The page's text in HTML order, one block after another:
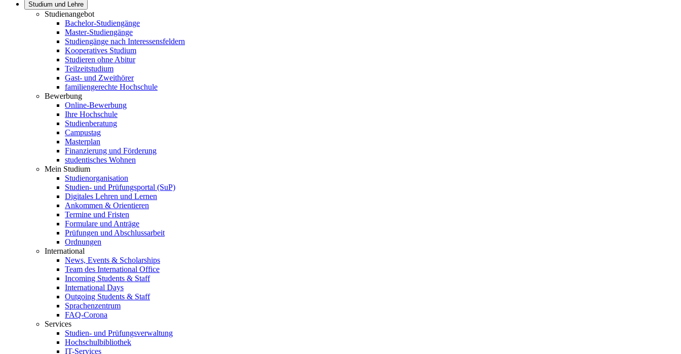
Studium und Lehre
Studienangebot
Bachelor-Studiengänge
Master-Studiengänge
Studiengänge nach Interessensfeldern
Kooperatives Studium
Studieren ohne Abitur
Teilzeitstudium
Gast- und Zweithörer
familiengerechte Hochschule
Bewerbung
Online-Bewerbung
Ihre Hochschule
Studienberatung
Campustag
Masterplan
Finanzierung und Förderung
studentisches Wohnen
Mein Studium
Studienorganisation
Studien- und Prüfungsportal (SuP)
Digitales Lehren und Lernen
Ankommen & Orientieren
Termine und Fristen
Formulare und Anträge
Prüfungen und Abschlussarbeit
Ordnungen
International
News, Events & Scholarships
Team des International Office
Incoming Students & Staff
International Days
Outgoing Students & Staff
Sprachenzentrum
FAQ-Corona
Services
Studien- und Prüfungsverwaltung
Hochschulbibliothek
IT-Services